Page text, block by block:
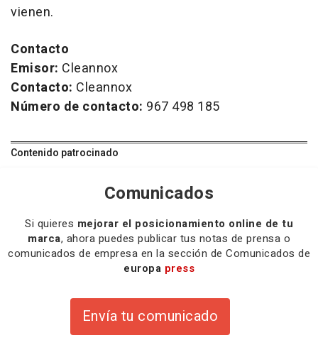
vienen.
Contacto
Emisor: Cleannox
Contacto: Cleannox
Número de contacto: 967 498 185
Contenido patrocinado
Comunicados
Si quieres mejorar el posicionamiento online de tu
marca, ahora puedes publicar tus notas de prensa o
comunicados de empresa en la sección de Comunicados de
europa press
Envía tu comunicado